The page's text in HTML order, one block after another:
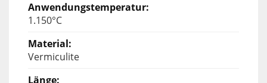
1.150°C
Vermiculite